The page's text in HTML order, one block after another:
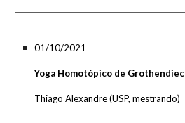
01/10/2021
Yoga Homotópico de
Thiago Alexandre(USP, mestrando)